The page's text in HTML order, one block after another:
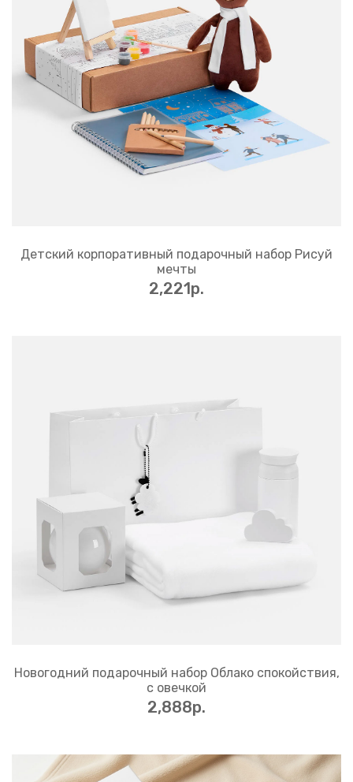
Детский корпоративный подарочный набор Рисуй
мечты
2,221p.
Новогодний подарочный набор Облако спокойствия,
с овечкой
2,888p.